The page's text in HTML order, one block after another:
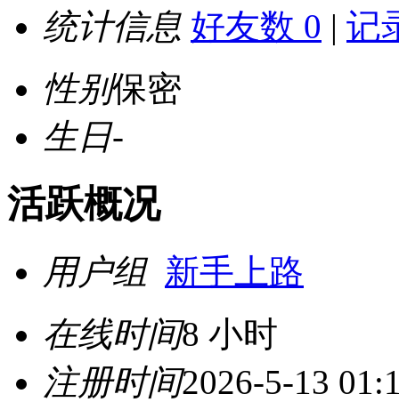
统计信息 好友数 0 | 记
性别保密
生日-
活跃概况
用户组 新手上路
在线时间8 小时
注册时间2026-5-13